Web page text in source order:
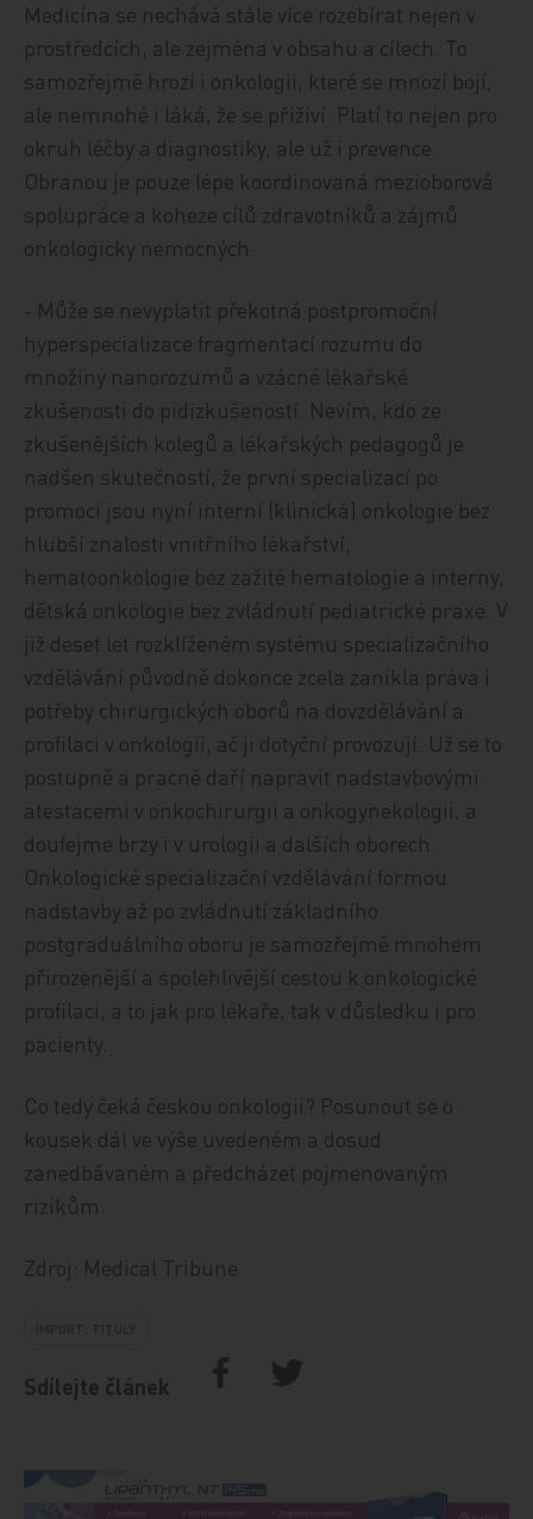
Medicína se nechává stále více rozebírat nejen v
prostředcích, ale zejména v obsahu a cílech. To
samozřejmě hrozí i onkologii, které se mnozí bojí,
ale nemnohé i láká, že se přiživí. Platí to nejen pro
okruh léčby a diagnostiky, ale už i prevence.
Obranou je pouze lépe koordinovaná mezioborová
spolupráce a koheze cílů zdravotníků a zájmů
onkologicky nemocných.
- Může se nevyplatit překotná postpromoční
hyperspecializace fragmentací rozumu do
množiny nanorozumů a vzácné lékařské
zkušenosti do pidizkušeností. Nevím, kdo ze
zkušenějších kolegů a lékařských pedagogů je
nadšen skutečností, že první specializací po
promoci jsou nyní interní (klinická) onkologie bez
hlubší znalosti vnitřního lékařství,
hematoonkologie bez zažité hematologie a interny,
dětská onkologie bez zvládnutí pediatrické praxe. V
již deset let rozklíženém systému specializačního
vzdělávání původně dokonce zcela zanikla práva i
potřeby chirurgických oborů na dovzdělávání a
profilaci v onkologii, ač ji dotyční provozují. Už se to
postupně a pracně daří napravit nadstavbovými
atestacemi v onkochirurgii a onkogynekologii, a
doufejme brzy i v urologii a dalších oborech.
Onkologické specializační vzdělávání formou
nadstavby až po zvládnutí základního
postgraduálního oboru je samozřejmě mnohem
přirozenější a spolehlivější cestou k onkologické
profilaci, a to jak pro lékaře, tak v důsledku i pro
pacienty.
Co tedy čeká českou onkologii? Posunout se o
kousek dál ve výše uvedeném a dosud
zanedbávaném a předcházet pojmenovaným
rizikům.
Zdroj: Medical Tribune
IMPORT: TITULY
Sdílejte článek